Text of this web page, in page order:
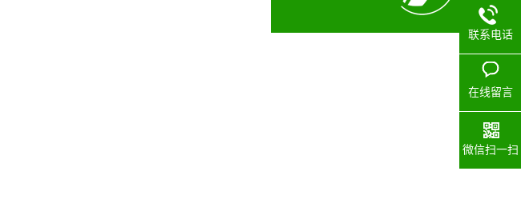
联系电话
在线留言
微信扫一扫